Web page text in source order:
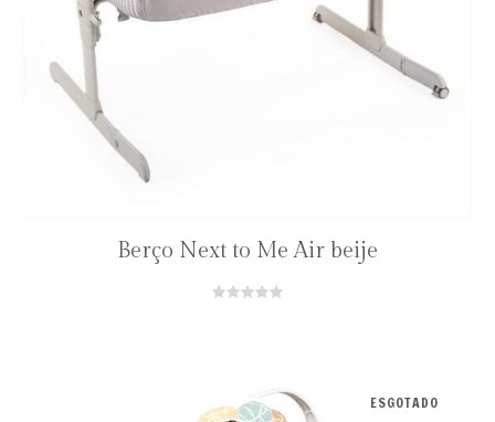
Berço Next to Me Air beije
ESGOTADO